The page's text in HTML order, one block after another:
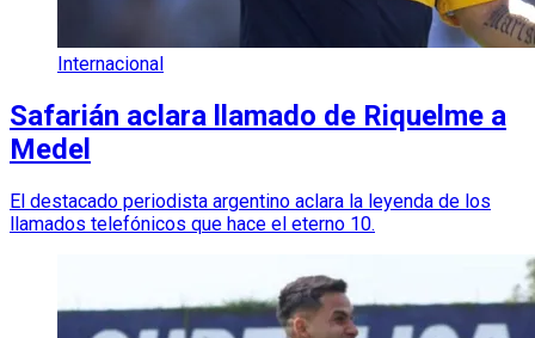
Internacional
Safarián aclara llamado de Riquelme a
Medel
El destacado periodista argentino aclara la leyenda de los
llamados telefónicos que hace el eterno 10.